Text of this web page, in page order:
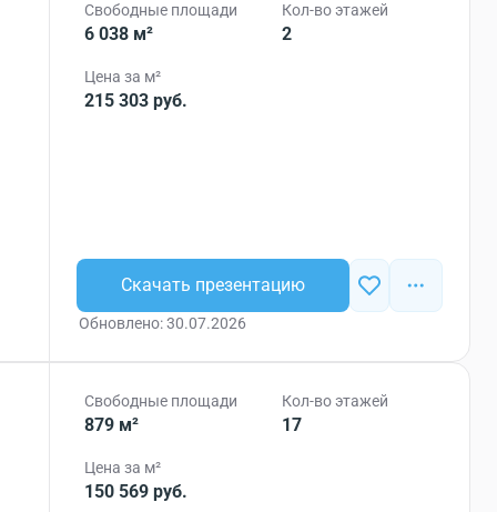
Свободные площади
6 038 м²
Кол-во этажей
2
Цена за м²
215 303 руб.
Скачать презентацию
Обновлено: 30.07.2026
Свободные площади
879 м²
Кол-во этажей
17
Цена за м²
150 569 руб.